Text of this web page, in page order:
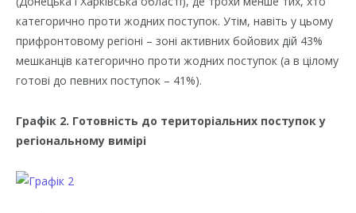
категорично проти жодних поступок. Утім, навіть у цьому
прифронтовому регіоні – зоні активних бойових дій 43%
мешканців категорично проти жодних поступок (а в цілому
готові до певних поступок – 41%).
Графік 2. Готовність до територіальних поступок у
регіональному вимірі